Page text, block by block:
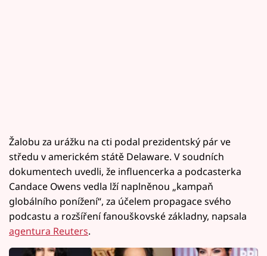
Žalobu za urážku na cti podal prezidentský pár ve
středu v americkém státě Delaware. V soudních
dokumentech uvedli, že influencerka a podcasterka
Candace Owens vedla lží naplněnou „kampaň
globálního ponížení“, za účelem propagace svého
podcastu a rozšíření fanouškovské základny, napsala
agentura Reuters.